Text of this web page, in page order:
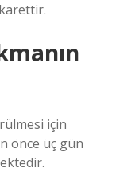
için
önce üç gün